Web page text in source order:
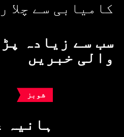
کامیابی سے چلا
سب سے زیادہ
والی خبریں
شوبز
ہانیہ